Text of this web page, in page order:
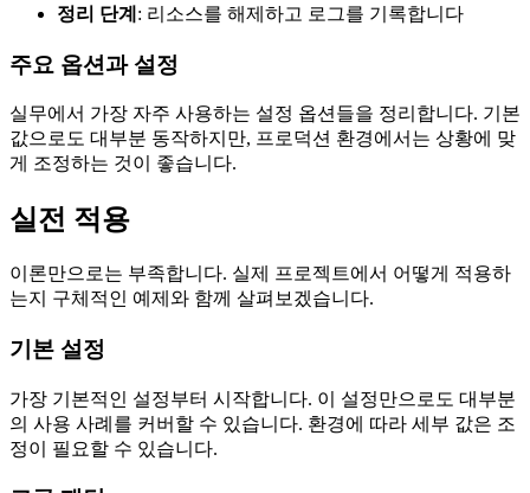
정리 단계 : 리소스를 해제하고 로그를 기록합니다
주요 옵션과 설정
실무에서 가장 자주 사용하는 설정 옵션들을 정리합니다. 기본
값으로도 대부분 동작하지만, 프로덕션 환경에서는 상황에 맞
게 조정하는 것이 좋습니다.
실전 적용
이론만으로는 부족합니다. 실제 프로젝트에서 어떻게 적용하
는지 구체적인 예제와 함께 살펴보겠습니다.
기본 설정
가장 기본적인 설정부터 시작합니다. 이 설정만으로도 대부분
의 사용 사례를 커버할 수 있습니다. 환경에 따라 세부 값은 조
정이 필요할 수 있습니다.